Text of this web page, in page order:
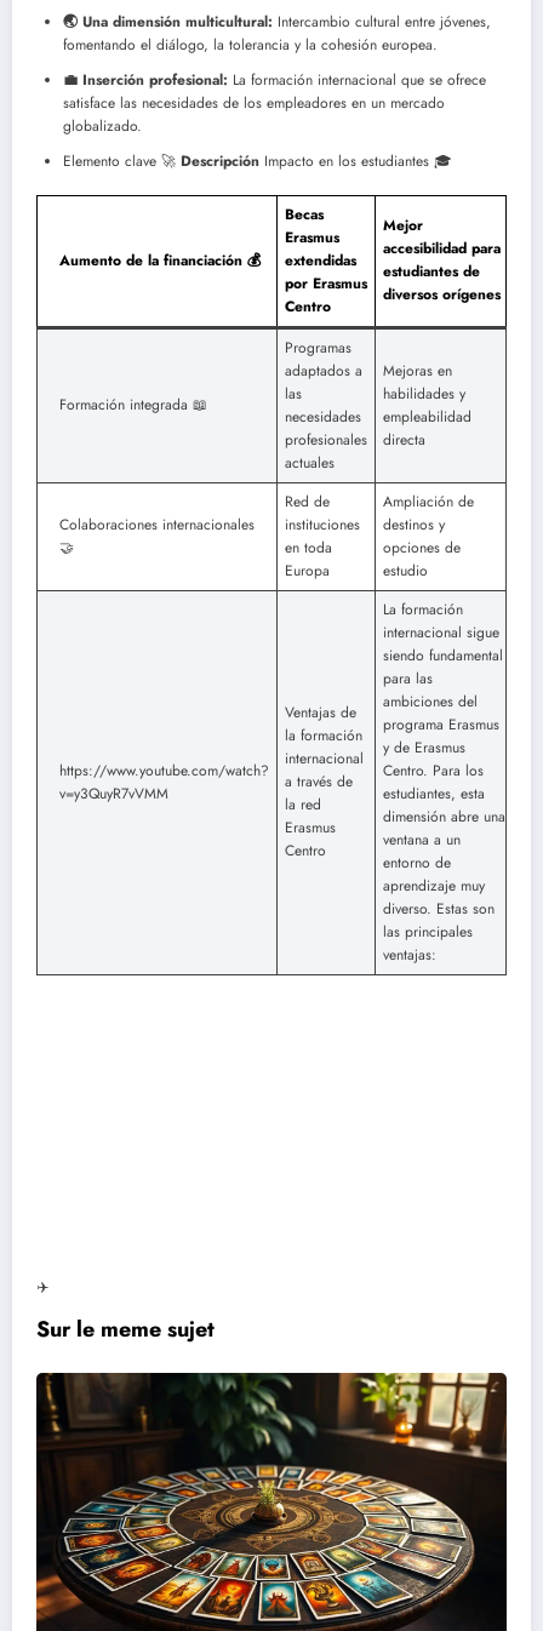
🌏 Una dimensión multicultural: Intercambio cultural entre jóvenes,
fomentando el diálogo, la tolerancia y la cohesión europea.
💼 Inserción profesional: La formación internacional que se ofrece
satisface las necesidades de los empleadores en un mercado
globalizado.
Elemento clave 🚀 Descripción Impacto en los estudiantes 🎓
Aumento de la financiación 💰
Becas
Erasmus
extendidas
por Erasmus
Centro
Mejor
accesibilidad para
estudiantes de
diversos orígenes
Formación integrada 📖
Programas
adaptados a
las
necesidades
profesionales
actuales
Mejoras en
habilidades y
empleabilidad
directa
Colaboraciones internacionales
🤝
Red de
instituciones
en toda
Europa
Ampliación de
destinos y
opciones de
estudio
https://www.youtube.com/watch?
v=y3QuyR7vVMM
Ventajas de
la formación
internacional
a través de
la red
Erasmus
Centro
La formación
internacional sigue
siendo fundamental
para las
ambiciones del
programa Erasmus
y de Erasmus
Centro. Para los
estudiantes, esta
dimensión abre una
ventana a un
entorno de
aprendizaje muy
diverso. Estas son
las principales
ventajas:
✈️
Sur le meme sujet